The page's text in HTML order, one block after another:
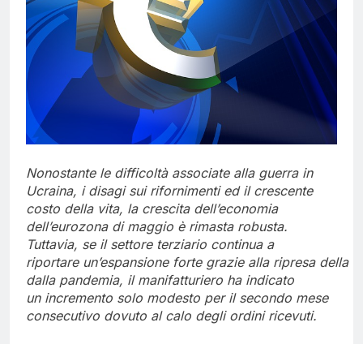
Nonostante le difficoltà associate alla guerra in
Ucraina, i disagi sui rifornimenti ed il crescente
costo della vita, la crescita dell’economia
dell’eurozona di maggio è rimasta robusta.
Tuttavia, se il settore terziario continua a
riportare un’espansione forte grazie alla ripresa della
dalla pandemia, il manifatturiero ha indicato
un incremento solo modesto per il secondo mese
consecutivo dovuto al calo degli ordini ricevuti.